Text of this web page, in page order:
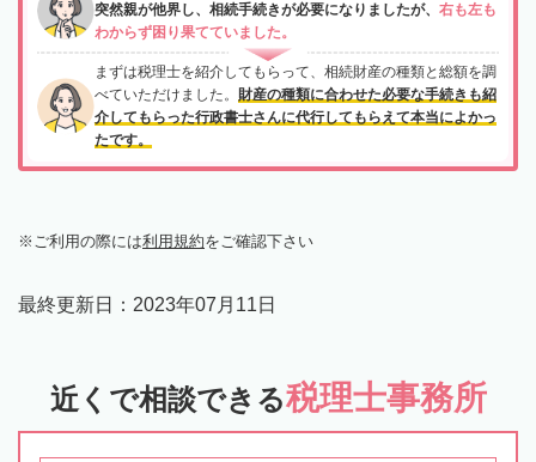
突然親が他界し、相続手続きが必要になりましたが、 右も左も
わからず困り果てていました。
まずは税理士を紹介してもらって、相続財産の種類と総額を調
べていただけました。 財産の種類に合わせた必要な手続きも紹
介してもらった行政書士さんに代行してもらえて本当によかっ
たです。
ご利用の際には利用規約をご確認下さい
最終更新日： 2023年07月11日
近くで相談できる税理士事務所